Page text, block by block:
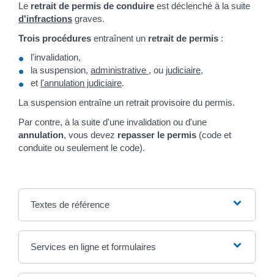
Le retrait de permis de conduireest déclenché à la suite
d'infractionsgraves.
Trois procéduresentraînent un retrait de permis:
l'invalidation,
la suspension, administrative , ou judiciaire,
et l'annulation judiciaire.
La suspension entraîne un retrait provisoire du permis.
Par contre, à la suite d'une invalidation ou d'une
annulation, vous devez repasser le permis(code et
conduite ou seulement le code).
Textes de référence
Services en ligne et formulaires